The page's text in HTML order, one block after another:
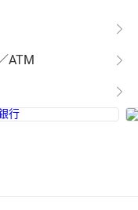
ATM